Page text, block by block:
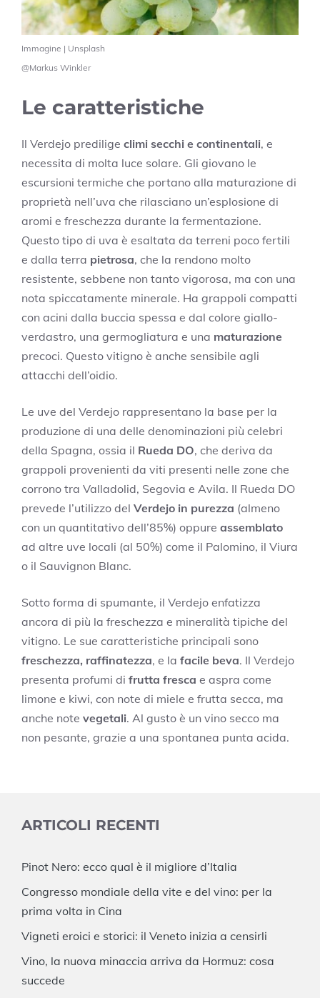
Immagine | Unsplash
@Markus Winkler
Le caratteristiche
Il Verdejo predilige climi secchi e continentali, e
necessita di molta luce solare. Gli giovano le
escursioni termiche che portano alla maturazione di
proprietà nell’uva che rilasciano un’esplosione di
aromi e freschezza durante la fermentazione.
Questo tipo di uva è esaltata da terreni poco fertili
e dalla terra pietrosa, che la rendono molto
resistente, sebbene non tanto vigorosa, ma con una
nota spiccatamente minerale. Ha grappoli compatti
con acini dalla buccia spessa e dal colore giallo-
verdastro, una germogliatura e una maturazione
precoci. Questo vitigno è anche sensibile agli
attacchi dell’oidio.
Le uve del Verdejo rappresentano la base per la
produzione di una delle denominazioni più celebri
della Spagna, ossia il Rueda DO, che deriva da
grappoli provenienti da viti presenti nelle zone che
corrono tra Valladolid, Segovia e Avila. Il Rueda DO
prevede l’utilizzo del Verdejo in purezza (almeno
con un quantitativo dell’85%) oppure assemblato
ad altre uve locali (al 50%) come il Palomino, il Viura
o il Sauvignon Blanc.
Sotto forma di spumante, il Verdejo enfatizza
ancora di più la freschezza e mineralità tipiche del
vitigno. Le sue caratteristiche principali sono
freschezza, raffinatezza, e la facile beva. Il Verdejo
presenta profumi di frutta fresca e aspra come
limone e kiwi, con note di miele e frutta secca, ma
anche note vegetali. Al gusto è un vino secco ma
non pesante, grazie a una spontanea punta acida.
ARTICOLI RECENTI
Pinot Nero: ecco qual è il migliore d’Italia
Congresso mondiale della vite e del vino: per la
prima volta in Cina
Vigneti eroici e storici: il Veneto inizia a censirli
Vino, la nuova minaccia arriva da Hormuz: cosa
succede